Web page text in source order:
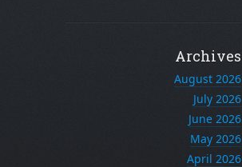
Archives
August 2026
July 2026
June 2026
May 2026
April 2026